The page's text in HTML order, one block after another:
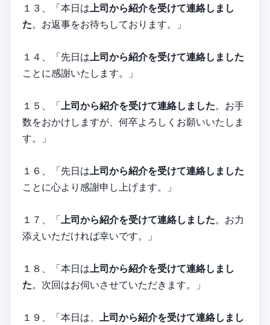
１３、「本日は 上司から紹介を受けて連絡しまし
た。お返事をお待ちしております。」
１４、「先日は 上司から紹介を受けて連絡しました
ことに感謝いたします。」
１５、「 上司から紹介を受けて連絡しました。お手
数をおかけしますが、何卒よろしくお願いいたしま
す。」
１６、「先日は 上司から紹介を受けて連絡しました
ことに心より感謝申し上げます。」
１７、「 上司から紹介を受けて連絡しました。お力
添えいただければ幸いです。」
１８、「本日は 上司から紹介を受けて連絡しまし
た。次回はお伺いさせていただきます。」
１９、「本日は、
上司から紹介を受けて連絡しまし